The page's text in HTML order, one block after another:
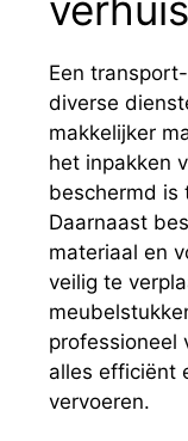
Een
diverse
makkelijker
het inpakken
beschermd is
Daarnaast
materiaal en
veilig te
professioneel
alles efficiënt
vervoeren.